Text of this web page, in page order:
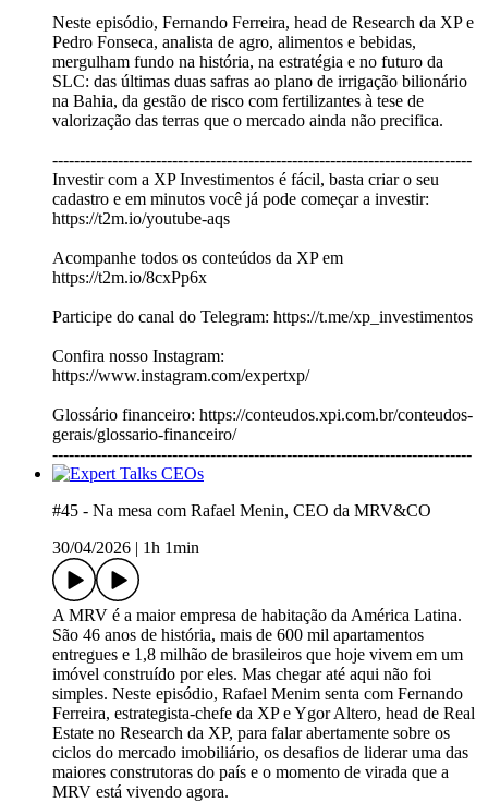
Neste episódio, Fernando Ferreira, head de Research da XP e
Pedro Fonseca, analista de agro, alimentos e bebidas,
mergulham fundo na história, na estratégia e no futuro da
SLC: das últimas duas safras ao plano de irrigação bilionário
na Bahia, da gestão de risco com fertilizantes à tese de
valorização das terras que o mercado ainda não precifica.
-----------------------------------------------------------------------------
Investir com a XP Investimentos é fácil, basta criar o seu
cadastro e em minutos você já pode começar a investir:
https://t2m.io/youtube-aqs
Acompanhe todos os conteúdos da XP em
https://t2m.io/8cxPp6x
Participe do canal do Telegram: https://t.me/xp_investimentos
Confira nosso Instagram:
https://www.instagram.com/expertxp/
Glossário financeiro: https://conteudos.xpi.com.br/conteudos-
gerais/glossario-financeiro/
-----------------------------------------------------------------------------
#45 - Na mesa com Rafael Menin, CEO da MRV&CO
30/04/2026
1h 1min
A MRV é a maior empresa de habitação da América Latina.
São 46 anos de história, mais de 600 mil apartamentos
entregues e 1,8 milhão de brasileiros que hoje vivem em um
imóvel construído por eles. Mas chegar até aqui não foi
simples. Neste episódio, Rafael Menim senta com Fernando
Ferreira, estrategista-chefe da XP e Ygor Altero, head de Real
Estate no Research da XP, para falar abertamente sobre os
ciclos do mercado imobiliário, os desafios de liderar uma das
maiores construtoras do país e o momento de virada que a
MRV está vivendo agora.